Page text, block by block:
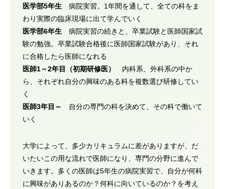
医学部5年生 病院実習。1年間を通して、全ての科をま
わり実際の臨床現場に出て学んでいく
医学部6年生 病院実習の続きと、卒業試験と医師国家試
験の勉強。卒業試験合格後に医師国家試験があり、それ
に合格したら医師になれる
医師1～2年目（初期研修医）
内科系、外科系の中か
ら、それぞれ自分の興味のある科を複数選び研修してい
く
医師3年目～
自分の専門の科を決めて、その科で働いて
いく
大学によって、多少カリキュラムに差がありますが、だ
いたいこの用な流れで医師になり、専門の分野に進んで
いきます。多くの医師は5年生の病院実習で、自分が何科
に興味がありあるのか？何科に向いているのか？を考え